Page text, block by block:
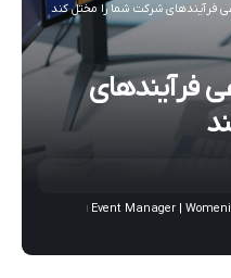
فرآیندهای شرکت شما را مختل کند
فرآیندهای